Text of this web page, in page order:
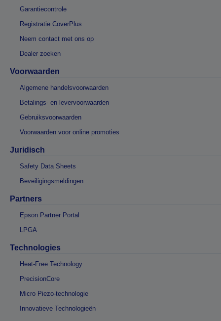
Garantiecontrole
Registratie CoverPlus
Neem contact met ons op
Dealer zoeken
Voorwaarden
Algemene handelsvoorwaarden
Betalings- en levervoorwaarden
Gebruiksvoorwaarden
Voorwaarden voor online promoties
Juridisch
Safety Data Sheets
Beveiligingsmeldingen
Partners
Epson Partner Portal
LPGA
Technologies
Heat-Free Technology
PrecisionCore
Micro Piezo-technologie
Innovatieve Technologieën